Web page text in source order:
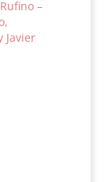
–
Javier